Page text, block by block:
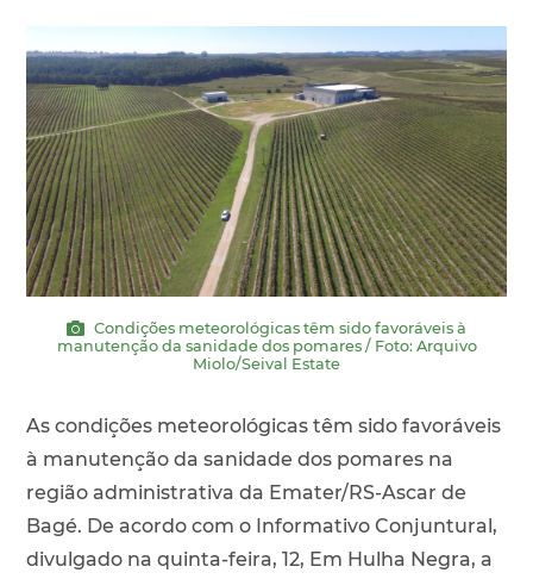
Condições meteorológicas têm sido favoráveis à
manutenção da sanidade dos pomares / Foto: Arquivo
Miolo/Seival Estate
As condições meteorológicas têm sido favoráveis
à manutenção da sanidade dos pomares na
região administrativa da Emater/RS-Ascar de
Bagé. De acordo com o Informativo Conjuntural,
divulgado na quinta-feira, 12, Em Hulha Negra, a